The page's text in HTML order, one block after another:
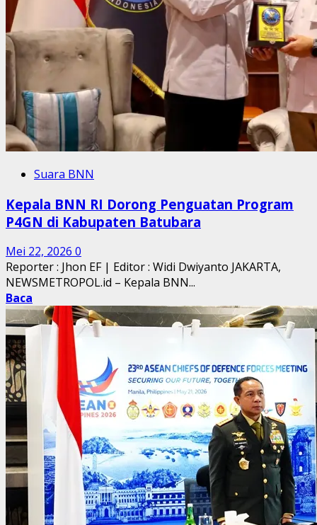
Suara BNN
Kepala BNN RI Dorong Penguatan Program
P4GN di Kabupaten Batubara
Mei 22, 2026 0
Reporter : Jhon EF | Editor : Widi Dwiyanto JAKARTA,
NEWSMETROPOL.id – Kepala BNN...
Baca